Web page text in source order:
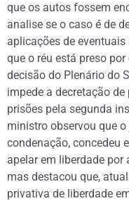
que os autos fossem
analise se o caso é de
aplicações de
que o réu está preso
decisão do Plenário do
impede a decretação
prisões pela segunda
ministro observou que
condenação, concedeu
apelar em liberdade
mas destacou que,
privativa de liberdade